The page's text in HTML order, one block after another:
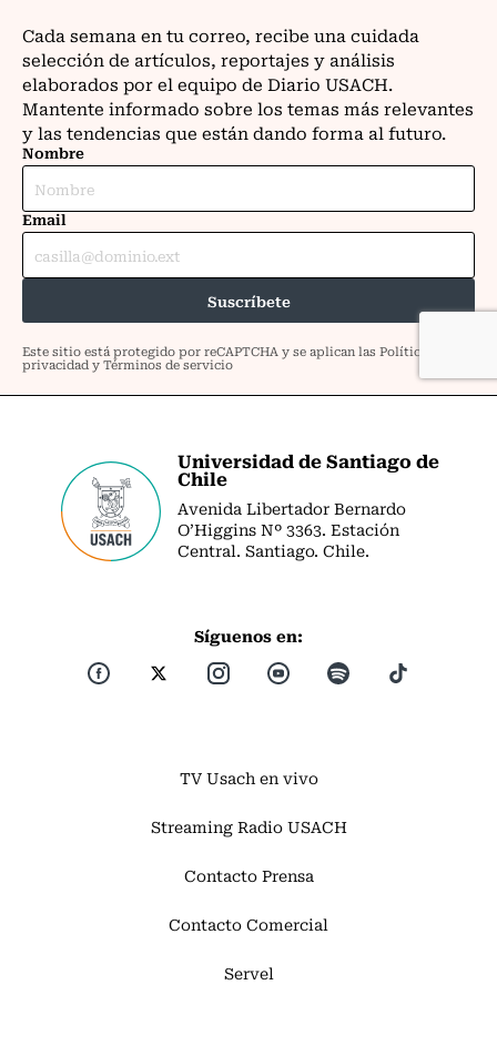
Universidad de Santiago de
Chile
Avenida Libertador Bernardo
O’Higgins Nº 3363. Estación
Central. Santiago. Chile.
Síguenos en:
TV Usach en vivo
Streaming Radio USACH
Contacto Prensa
Contacto Comercial
Servel